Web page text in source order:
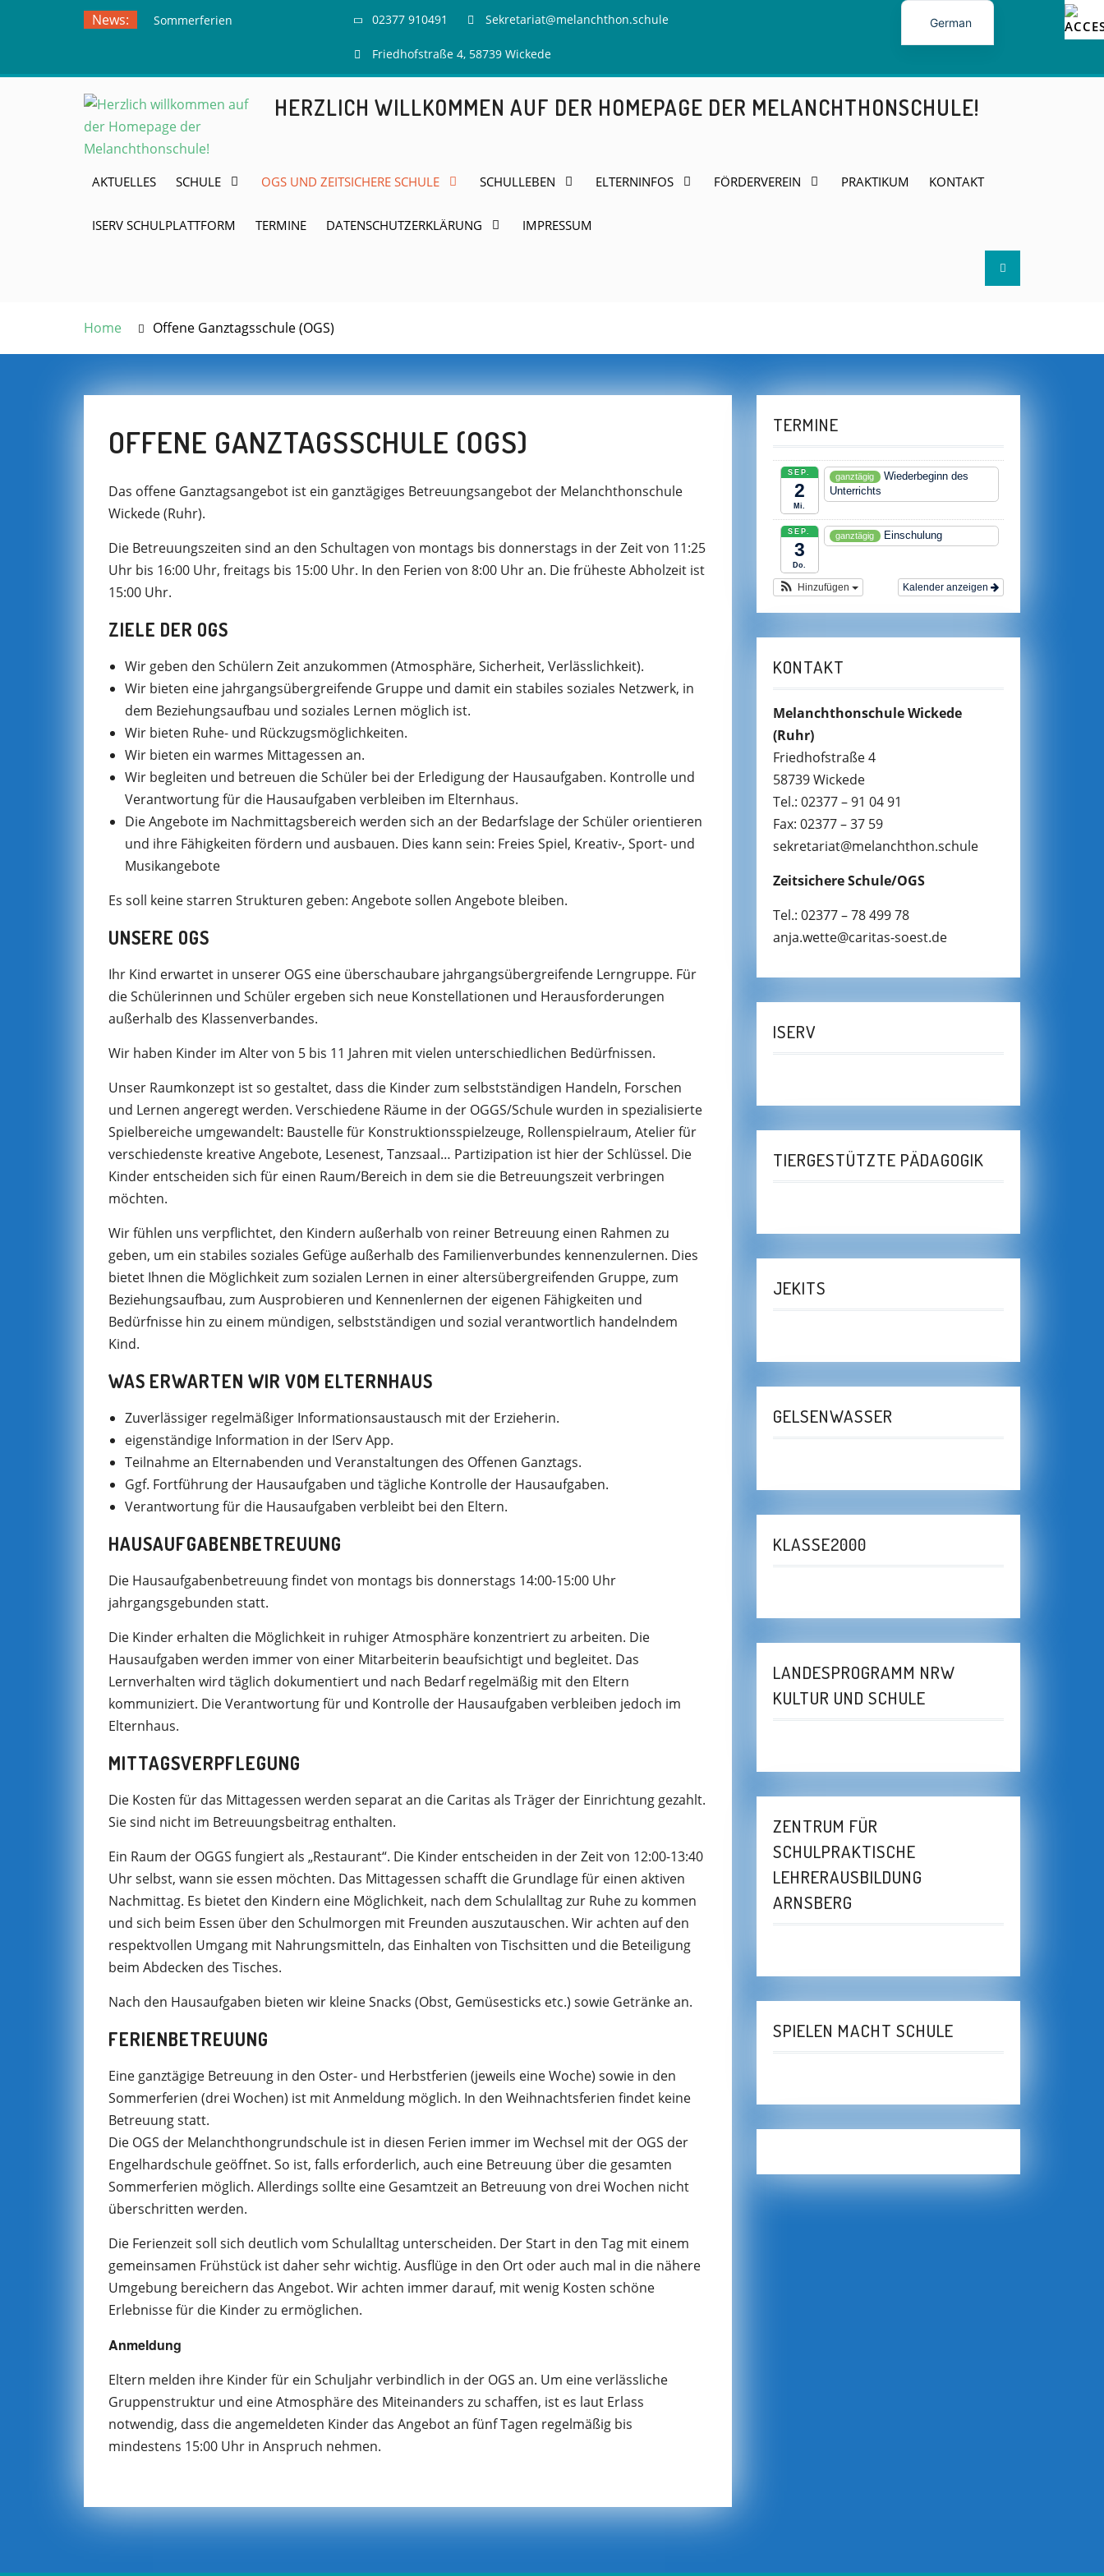
News:
Sommerferien
Herdringen
02377 910491 Sekretariat@melanchthon.schule
Friedhofstraße 4, 58739 Wickede
HERZLICH WILLKOMMEN AUF DER HOMEPAGE DER MELANCHTHONSCHULE!
AKTUELLES SCHULE OGS UND ZEITSICHERE SCHULE SCHULLEBEN ELTERNINFOS FÖRDERVEREIN PRAKTIKUM KONTAKT
ISERV SCHULPLATTFORM TERMINE DATENSCHUTZERKLÄRUNG IMPRESSUM
Search
Home Offene Ganztagsschule (OGS)
OFFENE GANZTAGSSCHULE (OGS)
Das offene Ganztagsangebot ist ein ganztägiges Betreuungsangebot der Melanchthonschule
Wickede (Ruhr).
Die Betreuungszeiten sind an den Schultagen von montags bis donnerstags in der Zeit von 11:25
Uhr bis 16:00 Uhr, freitags bis 15:00 Uhr. In den Ferien von 8:00 Uhr an. Die früheste Abholzeit ist
15:00 Uhr.
ZIELE DER OGS
Wir geben den Schülern Zeit anzukommen (Atmosphäre, Sicherheit, Verlässlichkeit).
Wir bieten eine jahrgangsübergreifende Gruppe und damit ein stabiles soziales Netzwerk, in
dem Beziehungsaufbau und soziales Lernen möglich ist.
Wir bieten Ruhe- und Rückzugsmöglichkeiten.
Wir bieten ein warmes Mittagessen an.
Wir begleiten und betreuen die Schüler bei der Erledigung der Hausaufgaben. Kontrolle und
Verantwortung für die Hausaufgaben verbleiben im Elternhaus.
Die Angebote im Nachmittagsbereich werden sich an der Bedarfslage der Schüler orientieren
und ihre Fähigkeiten fördern und ausbauen. Dies kann sein: Freies Spiel, Kreativ-, Sport- und
Musikangebote
Es soll keine starren Strukturen geben: Angebote sollen Angebote bleiben.
UNSERE OGS
Ihr Kind erwartet in unserer OGS eine überschaubare jahrgangsübergreifende Lerngruppe. Für
die Schülerinnen und Schüler ergeben sich neue Konstellationen und Herausforderungen
außerhalb des Klassenverbandes.
Wir haben Kinder im Alter von 5 bis 11 Jahren mit vielen unterschiedlichen Bedürfnissen.
Unser Raumkonzept ist so gestaltet, dass die Kinder zum selbstständigen Handeln, Forschen
und Lernen angeregt werden. Verschiedene Räume in der OGGS/Schule wurden in spezialisierte
Spielbereiche umgewandelt: Baustelle für Konstruktionsspielzeuge, Rollenspielraum, Atelier für
verschiedenste kreative Angebote, Lesenest, Tanzsaal… Partizipation ist hier der Schlüssel. Die
Kinder entscheiden sich für einen Raum/Bereich in dem sie die Betreuungszeit verbringen
möchten.
Wir fühlen uns verpflichtet, den Kindern außerhalb von reiner Betreuung einen Rahmen zu
geben, um ein stabiles soziales Gefüge außerhalb des Familienverbundes kennenzulernen. Dies
bietet Ihnen die Möglichkeit zum sozialen Lernen in einer altersübergreifenden Gruppe, zum
Beziehungsaufbau, zum Ausprobieren und Kennenlernen der eigenen Fähigkeiten und
Bedürfnisse hin zu einem mündigen, selbstständigen und sozial verantwortlich handelndem
Kind.
WAS ERWARTEN WIR VOM ELTERNHAUS
Zuverlässiger regelmäßiger Informationsaustausch mit der Erzieherin.
eigenständige Information in der IServ App.
Teilnahme an Elternabenden und Veranstaltungen des Offenen Ganztags.
Ggf. Fortführung der Hausaufgaben und tägliche Kontrolle der Hausaufgaben.
Verantwortung für die Hausaufgaben verbleibt bei den Eltern.
HAUSAUFGABENBETREUUNG
Die Hausaufgabenbetreuung findet von montags bis donnerstags 14:00-15:00 Uhr
jahrgangsgebunden statt.
Die Kinder erhalten die Möglichkeit in ruhiger Atmosphäre konzentriert zu arbeiten. Die
Hausaufgaben werden immer von einer Mitarbeiterin beaufsichtigt und begleitet. Das
Lernverhalten wird täglich dokumentiert und nach Bedarf regelmäßig mit den Eltern
kommuniziert. Die Verantwortung für und Kontrolle der Hausaufgaben verbleiben jedoch im
Elternhaus.
MITTAGSVERPFLEGUNG
Die Kosten für das Mittagessen werden separat an die Caritas als Träger der Einrichtung gezahlt.
Sie sind nicht im Betreuungsbeitrag enthalten.
Ein Raum der OGGS fungiert als „Restaurant“. Die Kinder entscheiden in der Zeit von 12:00-13:40
Uhr selbst, wann sie essen möchten. Das Mittagessen schafft die Grundlage für einen aktiven
Nachmittag. Es bietet den Kindern eine Möglichkeit, nach dem Schulalltag zur Ruhe zu kommen
und sich beim Essen über den Schulmorgen mit Freunden auszutauschen. Wir achten auf den
respektvollen Umgang mit Nahrungsmitteln, das Einhalten von Tischsitten und die Beteiligung
beim Abdecken des Tisches.
Nach den Hausaufgaben bieten wir kleine Snacks (Obst, Gemüsesticks etc.) sowie Getränke an.
FERIENBETREUUNG
Eine ganztägige Betreuung in den Oster- und Herbstferien (jeweils eine Woche) sowie in den
Sommerferien (drei Wochen) ist mit Anmeldung möglich. In den Weihnachtsferien findet keine
Betreuung statt.
Die OGS der Melanchthongrundschule ist in diesen Ferien immer im Wechsel mit der OGS der
Engelhardschule geöffnet. So ist, falls erforderlich, auch eine Betreuung über die gesamten
Sommerferien möglich. Allerdings sollte eine Gesamtzeit an Betreuung von drei Wochen nicht
überschritten werden.
Die Ferienzeit soll sich deutlich vom Schulalltag unterscheiden. Der Start in den Tag mit einem
gemeinsamen Frühstück ist daher sehr wichtig. Ausflüge in den Ort oder auch mal in die nähere
Umgebung bereichern das Angebot. Wir achten immer darauf, mit wenig Kosten schöne
Erlebnisse für die Kinder zu ermöglichen.
Anmeldung
Eltern melden ihre Kinder für ein Schuljahr verbindlich in der OGS an. Um eine verlässliche
Gruppenstruktur und eine Atmosphäre des Miteinanders zu schaffen, ist es laut Erlass
notwendig, dass die angemeldeten Kinder das Angebot an fünf Tagen regelmäßig bis
mindestens 15:00 Uhr in Anspruch nehmen.
TERMINE
SEP.
2
Mi.
ganztägig
Wiederbeginn des
Unterrichts
SEP.
3
Do.
ganztägig Einschulung
Kalender anzeigen
Hinzufügen
KONTAKT
Melanchthonschule Wickede
(Ruhr)
Friedhofstraße 4
58739 Wickede
Tel.: 02377 – 91 04 91
Fax: 02377 – 37 59
sekretariat@melanchthon.schule
Zeitsichere Schule/OGS
Tel.: 02377 – 78 499 78
anja.wette@caritas-soest.de
ISERV
TIERGESTÜTZTE PÄDAGOGIK
JEKITS
GELSENWASSER
KLASSE2000
LANDESPROGRAMM NRW
KULTUR UND SCHULE
ZENTRUM FÜR
SCHULPRAKTISCHE
LEHRERAUSBILDUNG
ARNSBERG
SPIELEN MACHT SCHULE
German